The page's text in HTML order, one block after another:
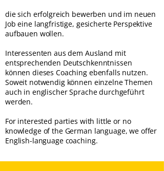
die sich erfolgreich bewerben und im neuen
Job eine langfristige, gesicherte Perspektive
aufbauen wollen.
Interessenten aus dem Ausland mit
entsprechenden Deutschkenntnissen
können dieses Coaching ebenfalls nutzen.
Soweit notwendig können einzelne Themen
auch in englischer Sprache durchgeführt
werden.
For interested parties with little or no
knowledge of the German language, we offer
English-language coaching.